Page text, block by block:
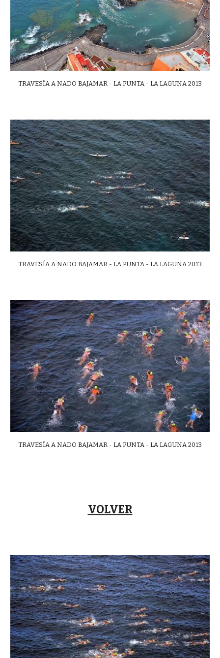
TRAVESÍA A NADO BAJAMAR - LA PUNTA - LA LAGUNA 2013
TRAVESÍA A NADO BAJAMAR - LA PUNTA - LA LAGUNA 2013
TRAVESÍA A NADO BAJAMAR - LA PUNTA - LA LAGUNA 2013
VOLVER